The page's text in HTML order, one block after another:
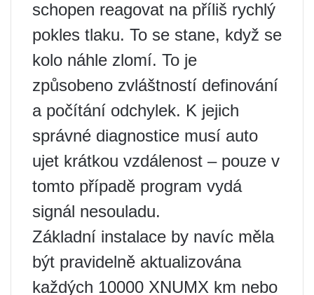
schopen reagovat na příliš rychlý
pokles tlaku. To se stane, když se
kolo náhle zlomí. To je
způsobeno zvláštností definování
a počítání odchylek. K jejich
správné diagnostice musí auto
ujet krátkou vzdálenost – pouze v
tomto případě program vydá
signál nesouladu.
Základní instalace by navíc měla
být pravidelně aktualizována
každých 10000 XNUMX km nebo